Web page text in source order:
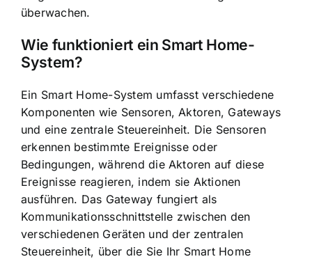
überwachen.
Wie funktioniert ein Smart Home-
System?
Ein Smart Home-System umfasst verschiedene
Komponenten wie Sensoren, Aktoren, Gateways
und eine zentrale Steuereinheit. Die Sensoren
erkennen bestimmte Ereignisse oder
Bedingungen, während die Aktoren auf diese
Ereignisse reagieren, indem sie Aktionen
ausführen. Das Gateway fungiert als
Kommunikationsschnittstelle zwischen den
verschiedenen Geräten und der zentralen
Steuereinheit, über die Sie Ihr Smart Home